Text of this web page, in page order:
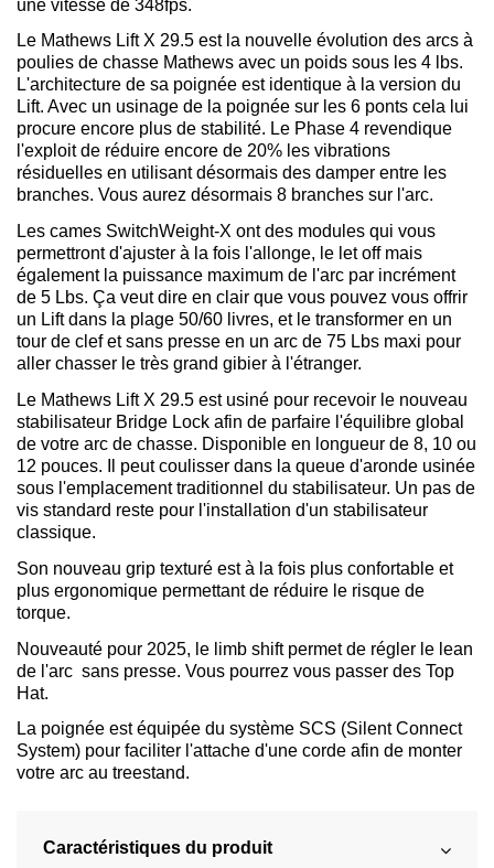
une vitesse de 348fps.
Le Mathews Lift X 29.5 est la nouvelle évolution des arcs à
poulies de chasse Mathews avec un poids sous les 4 lbs.
L'architecture de sa poignée est identique à la version du
Lift. Avec un usinage de la poignée sur les 6 ponts cela lui
procure encore plus de stabilité. Le Phase 4 revendique
l'exploit de réduire encore de 20% les vibrations
résiduelles en utilisant désormais des damper entre les
branches. Vous aurez désormais 8 branches sur l'arc.
Les cames SwitchWeight-X ont des modules qui vous
permettront d'ajuster à la fois l'allonge, le let off mais
également la puissance maximum de l'arc par incrément
de 5 Lbs. Ça veut dire en clair que vous pouvez vous offrir
un Lift dans la plage 50/60 livres, et le transformer en un
tour de clef et sans presse en un arc de 75 Lbs maxi pour
aller chasser le très grand gibier à l'étranger.
Le Mathews Lift X 29.5 est usiné pour recevoir le nouveau
stabilisateur Bridge Lock afin de parfaire l'équilibre global
de votre arc de chasse. Disponible en longueur de 8, 10 ou
12 pouces. Il peut coulisser dans la queue d'aronde usinée
sous l'emplacement traditionnel du stabilisateur. Un pas de
vis standard reste pour l'installation d'un stabilisateur
classique.
Son nouveau grip texturé est à la fois plus confortable et
plus ergonomique permettant de réduire le risque de
torque.
Nouveauté pour 2025, le limb shift permet de régler le lean
de l'arc sans presse. Vous pourrez vous passer des Top
Hat.
La poignée est équipée du système SCS (Silent Connect
System) pour faciliter l'attache d'une corde afin de monter
votre arc au treestand.
Caractéristiques du produit